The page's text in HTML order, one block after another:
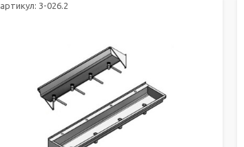
артикул: 3-026.2